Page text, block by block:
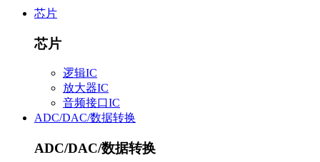
芯片
芯片
逻辑IC
放大器IC
音频接口IC
ADC/DAC/数据转换
ADC/DAC/数据转换